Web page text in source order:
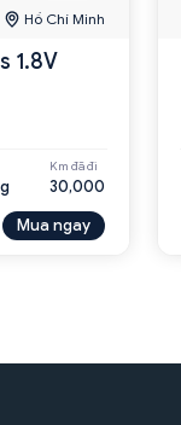
Hồ Chí Minh
1.8V
Km đã đi
30,000
Mua ngay